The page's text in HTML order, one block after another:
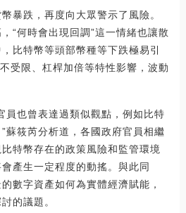
暴跌，再度向大眾警示了風險。
“何時會出現回調”這一情緒也讓散
比特幣等頭部幣種等下跌極易引
受限、杠桿加倍等特性影響，波動
員也曾表達過類似觀點，例如比特
蘇筱芮分析道，各國政府官員相繼
特幣存在的政策風險和監管環境
產生一定程度的動搖。與此同
數字資產如何為實體經濟賦能，
的議題。